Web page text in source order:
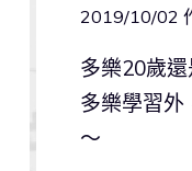
2019/10/02
多樂20歲
多樂學習外
～